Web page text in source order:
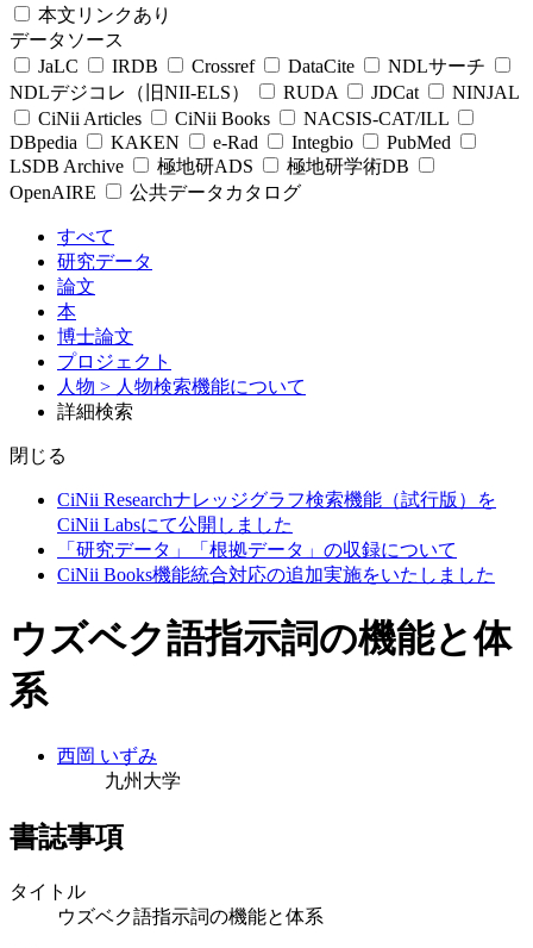
本文リンクあり
データソース
JaLC
IRDB Crossref DataCite
NDLサーチ
NDLデジコレ（旧NII-ELS）
RUDA JDCat
NINJAL
CiNii Articles
CiNii Books
NACSIS-CAT/ILL
DBpedia
KAKEN e-Rad Integbio
PubMed
LSDB Archive
極地研ADS
極地研学術DB
OpenAIRE
公共データカタログ
すべて
研究データ
論文
本
博士論文
プロジェクト
人物 > 人物検索機能について
詳細検索
閉じる
CiNii Researchナレッジグラフ検索機能（試行版）を
CiNii Labsにて公開しました
「研究データ」「根拠データ」の収録について
CiNii Books機能統合対応の追加実施をいたしました
ウズベク語指示詞の機能と体
系
西岡 いずみ
九州大学
書誌事項
タイトル
ウズベク語指示詞の機能と体系